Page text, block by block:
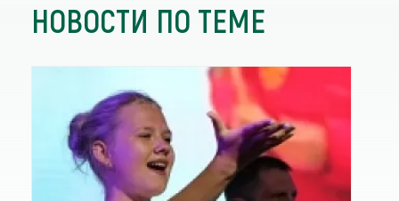
НОВОСТИ ПО ТЕМЕ